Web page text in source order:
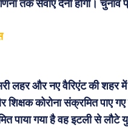
तक सेवाएं देनी होंगी। चुनाव
लहर और नए वैरिएंट की
कोरोना संक्रमित पाए
पाया गया है वह इटली से